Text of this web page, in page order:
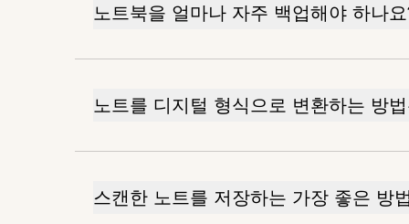
노트북을 얼마나 자주 백업해야 하나
노트를 디지털 형식으로 변환하는 방
스캔한 노트를 저장하는 가장 좋은 방